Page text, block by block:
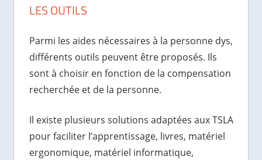
LES OUTILS
Parmi les aides nécessaires à la personne dys,
différents outils peuvent être proposés. Ils
sont à choisir en fonction de la compensation
recherchée et de la personne.
Il existe plusieurs solutions adaptées aux TSLA
pour faciliter l’apprentissage, livres, matériel
ergonomique, matériel informatique,